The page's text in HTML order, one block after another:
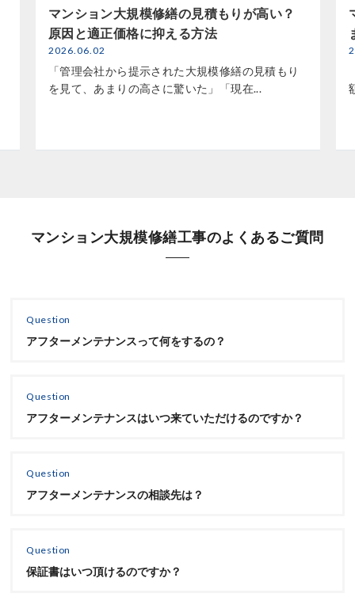
マンション大規模修繕の見積もりが高い？
原因と適正価格に抑える方法
2026.06.02
「管理会社から提示された大規模修繕の見積もり
を見て、あまりの高さに驚いた」「現在...
マンション大規模修繕工事のよくあるご質問
Question
アフターメンテナンスって何をするの？
Question
アフターメンテナンスはいつ来ていただけるのですか？
Question
アフターメンテナンスの相談先は？
Question
保証書はいつ頂けるのですか？